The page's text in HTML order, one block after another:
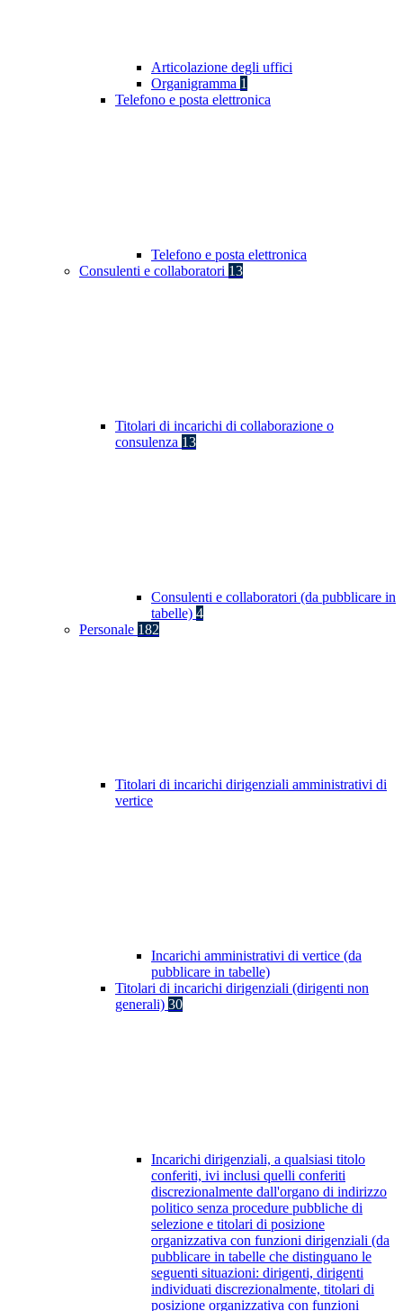
Articolazione degli uffici
Organigramma 1
Telefono e posta elettronica
Telefono e posta elettronica
Consulenti e collaboratori 13
Titolari di incarichi di collaborazione o
consulenza 13
Consulenti e collaboratori (da pubblicare in
tabelle) 4
Personale 182
Titolari di incarichi dirigenziali amministrativi di
vertice
Incarichi amministrativi di vertice (da
pubblicare in tabelle)
Titolari di incarichi dirigenziali (dirigenti non
generali) 30
Incarichi dirigenziali, a qualsiasi titolo
conferiti, ivi inclusi quelli conferiti
discrezionalmente dall'organo di indirizzo
politico senza procedure pubbliche di
selezione e titolari di posizione
organizzativa con funzioni dirigenziali (da
pubblicare in tabelle che distinguano le
seguenti situazioni: dirigenti, dirigenti
individuati discrezionalmente, titolari di
posizione organizzativa con funzioni